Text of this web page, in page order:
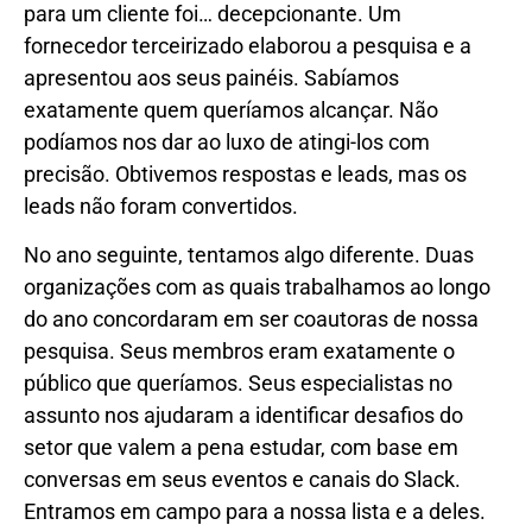
para um cliente foi… decepcionante. Um
fornecedor terceirizado elaborou a pesquisa e a
apresentou aos seus painéis. Sabíamos
exatamente quem queríamos alcançar. Não
podíamos nos dar ao luxo de atingi-los com
precisão. Obtivemos respostas e leads, mas os
leads não foram convertidos.
No ano seguinte, tentamos algo diferente. Duas
organizações com as quais trabalhamos ao longo
do ano concordaram em ser coautoras de nossa
pesquisa. Seus membros eram exatamente o
público que queríamos. Seus especialistas no
assunto nos ajudaram a identificar desafios do
setor que valem a pena estudar, com base em
conversas em seus eventos e canais do Slack.
Entramos em campo para a nossa lista e a deles.